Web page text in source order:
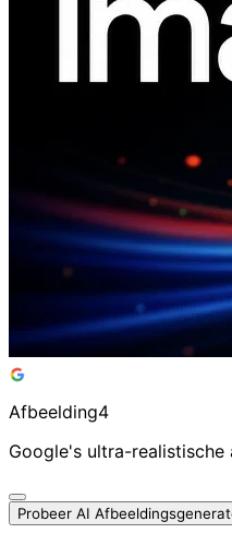
Afbeelding4 AI Video
Google's ultra-realistische
Afbeelding4
Google's ultra-realistische
Probeer AI